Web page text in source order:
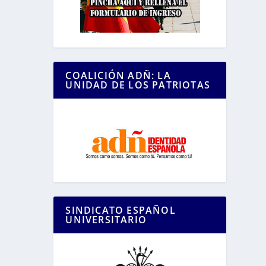
COALICIÓN ADÑ: LA
UNIDAD DE LOS PATRIOTAS
SINDICATO ESPAÑOL
UNIVERSITARIO